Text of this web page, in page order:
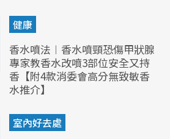
健康
香水噴法︱香水噴頸恐傷甲狀腺
專家教香水改噴3部位安全又持
香【附4款消委會高分無致敏香
水推介】
室內好去處